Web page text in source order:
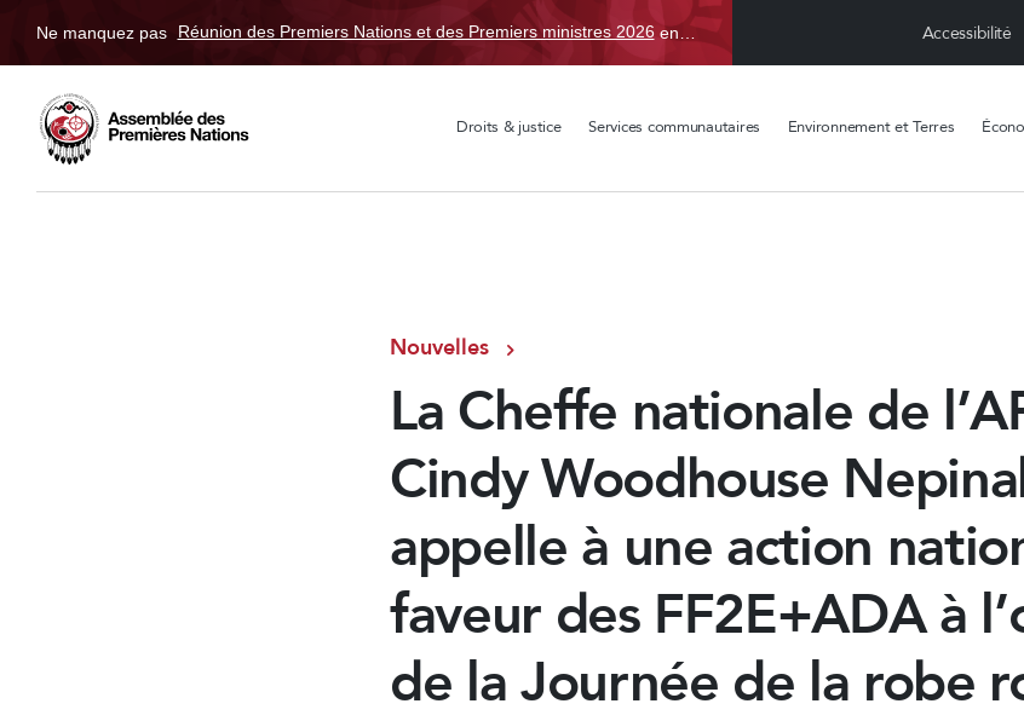
Ne manquez pas Réunion des Premiers Nations et des Premiers ministres 2026en TBD, du 15 avr. au 1 sept. Accessibilité
Droits & justice Services communautaires Environnement et Terres
Nouvelles
La Cheffe nationale de
Cindy Woodhouse
appelle à une action
faveur des FF2E+ADA à
de la Journée de la robe